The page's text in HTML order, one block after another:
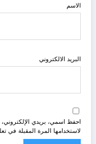
الاسم
البريد الالكتروني
احفظ اسمي، بريدي
لاستخدامها المرة المقبلة في